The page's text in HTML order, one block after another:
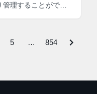
管理することがで
5 … 854